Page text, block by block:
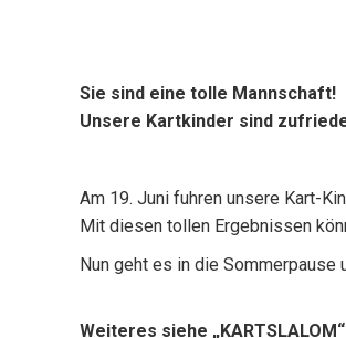
Sie sind eine tolle Mannschaft!
Unsere Kartkinder sind
Am 19. Juni fuhren unsere Kart-
Mit diesen tollen Ergebnissen
Nun geht es in die Sommerpause
Weiteres siehe „KARTSLALOM“